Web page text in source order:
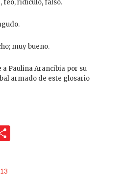
feo, ridículo, falso.
muy bueno.
Paulina Arancibia por su
armado de este glosario